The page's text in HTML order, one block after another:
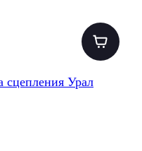
сцепления Урал